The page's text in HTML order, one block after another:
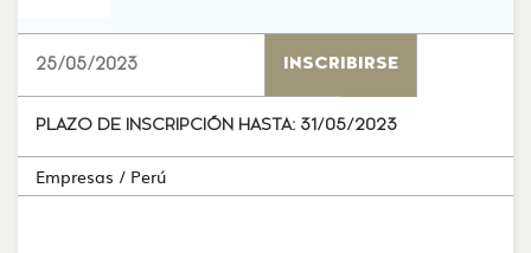
25/05/2023 INSCRIBIRSE
PLAZO DE INSCRIPCIÓN HASTA: 31/05/2023
Empresas / Perú